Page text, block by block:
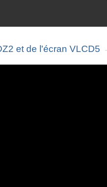
et de l'écran VLCD5